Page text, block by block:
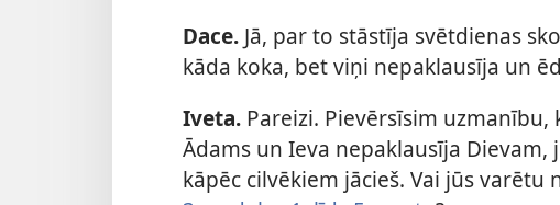
Dace. Jā, par to stāstīja svētdienas
kāda koka, bet viņi nepaklausīja un
Iveta. Pareizi. Pievērsīsim
Ādams un Ieva nepaklausīja
kāpēc cilvēkiem jācieš. Vai jūs varētu